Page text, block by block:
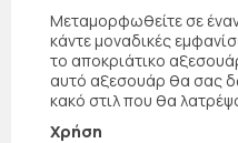
Μεταμορφωθείτε σε
κάντε μοναδικές
το αποκριάτικο
αυτό αξεσουάρ θα σας
κακό στιλ που θα
Χρήση